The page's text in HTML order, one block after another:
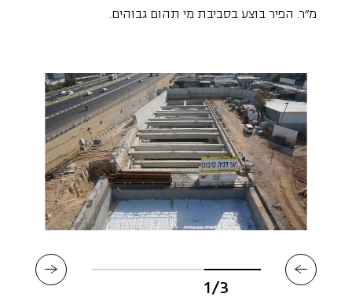
מ"ר. הפיר בוצע בסביבת מי תהום גבוהים.
1/3